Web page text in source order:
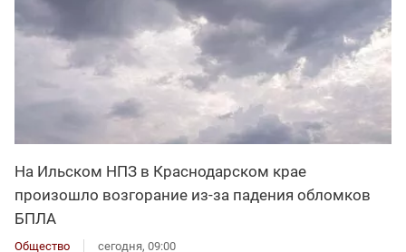
На Ильском НПЗ в Краснодарском крае
произошло возгорание из-за падения обломков
БПЛА
Общество сегодня, 09:00